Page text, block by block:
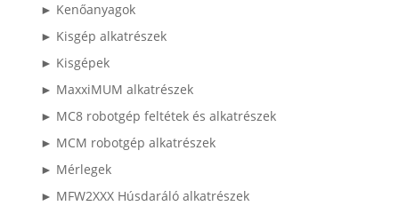
► Kenőanyagok
► Kisgép alkatrészek
► Kisgépek
► MaxxiMUM alkatrészek
► MC8 robotgép feltétek és alkatrészek
► MCM robotgép alkatrészek
► Mérlegek
► MFW2XXX Húsdaráló alkatrészek